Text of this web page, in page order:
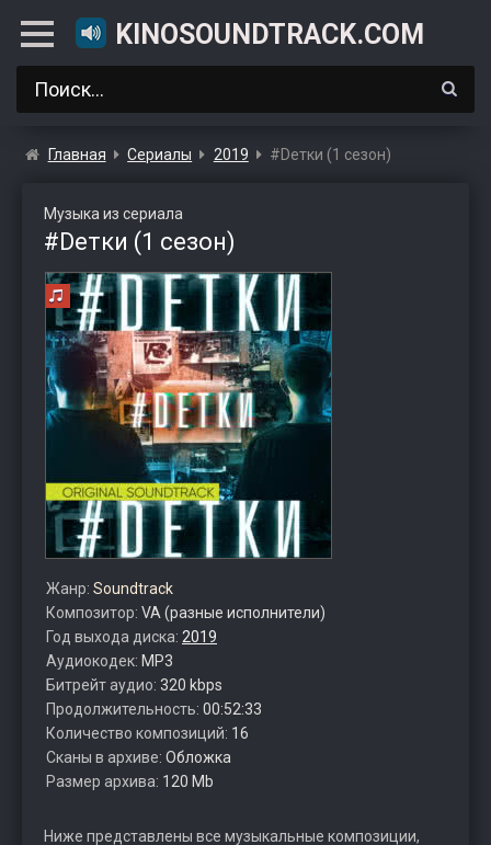
KINOSOUNDTRACK.COM
Главная Сериалы 2019 #Dетки (1 сезон)
Музыка из сериала
#Dетки (1 сезон)
Жанр: Soundtrack
Композитор: VA (разные исполнители)
Год выхода диска: 2019
Аудиокодек: MP3
Битрейт аудио: 320 kbps
Продолжительность: 00:52:33
Количество композиций: 16
Сканы в архиве: Обложка
Размер архива: 120 Mb
Ниже представлены все музыкальные композиции,